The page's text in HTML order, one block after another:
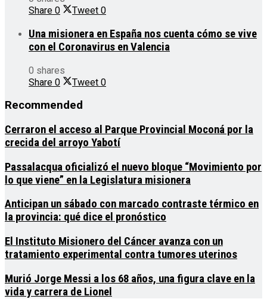
Share 0 Tweet 0
Una misionera en España nos cuenta cómo se vive
con el Coronavirus en Valencia
0 shares
Share 0 Tweet 0
Recommended
Cerraron el acceso al Parque Provincial Moconá por la
crecida del arroyo Yabotí
Passalacqua oficializó el nuevo bloque “Movimiento por
lo que viene” en la Legislatura misionera
Anticipan un sábado con marcado contraste térmico en
la provincia: qué dice el pronóstico
El Instituto Misionero del Cáncer avanza con un
tratamiento experimental contra tumores uterinos
Murió Jorge Messi a los 68 años, una figura clave en la
vida y carrera de Lionel